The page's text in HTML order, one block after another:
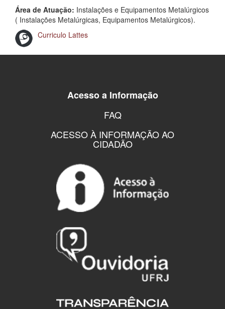
Área de Atuação: Instalações e Equipamentos Metalúrgicos
( Instalações Metalúrgicas, Equipamentos Metalúrgicos).
Curriculo Lattes
Acesso a Informação
FAQ
ACESSO À INFORMAÇÃO AO
CIDADÃO